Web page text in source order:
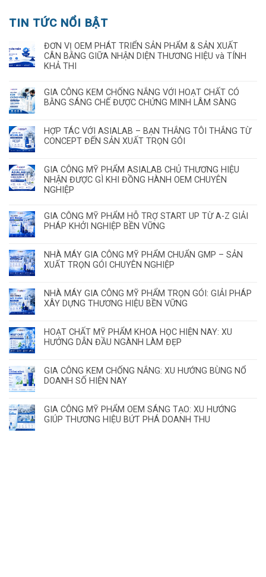
TIN TỨC NỔI BẬT
ĐƠN VỊ OEM PHÁT TRIỂN SẢN PHẨM & SẢN XUẤT
CÂN BẰNG GIỮA NHẬN DIỆN THƯƠNG HIỆU và TÍNH
KHẢ THI
GIA CÔNG KEM CHỐNG NẮNG VỚI HOẠT CHẤT CÓ
BẰNG SÁNG CHẾ ĐƯỢC CHỨNG MINH LÂM SÀNG
HỢP TÁC VỚI ASIALAB – BẠN THẮNG TÔI THẮNG TỪ
CONCEPT ĐẾN SẢN XUẤT TRỌN GÓI
GIA CÔNG MỸ PHẨM ASIALAB CHỦ THƯƠNG HIỆU
NHẬN ĐƯỢC GÌ KHI ĐỒNG HÀNH OEM CHUYÊN
NGHIỆP
GIA CÔNG MỸ PHẨM HỖ TRỢ START UP TỪ A-Z GIẢI
PHÁP KHỞI NGHIỆP BỀN VỮNG
NHÀ MÁY GIA CÔNG MỸ PHẨM CHUẨN GMP – SẢN
XUẤT TRỌN GÓI CHUYÊN NGHIỆP
NHÀ MÁY GIA CÔNG MỸ PHẨM TRỌN GÓI: GIẢI PHÁP
XÂY DỰNG THƯƠNG HIỆU BỀN VỮNG
HOẠT CHẤT MỸ PHẨM KHOA HỌC HIỆN NAY: XU
HƯỚNG DẪN ĐẦU NGÀNH LÀM ĐẸP
GIA CÔNG KEM CHỐNG NẮNG: XU HƯỚNG BÙNG NỔ
DOANH SỐ HIỆN NAY
GIA CÔNG MỸ PHẨM OEM SÁNG TẠO: XU HƯỚNG
GIÚP THƯƠNG HIỆU BỨT PHÁ DOANH THU